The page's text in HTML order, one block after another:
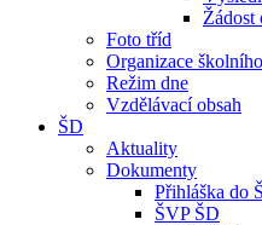
Žádost
Foto tříd
Organizace
Režim dne
Vzdělávací obsah
ŠD
Aktuality
Dokumenty
Přihláška do
ŠVP ŠD